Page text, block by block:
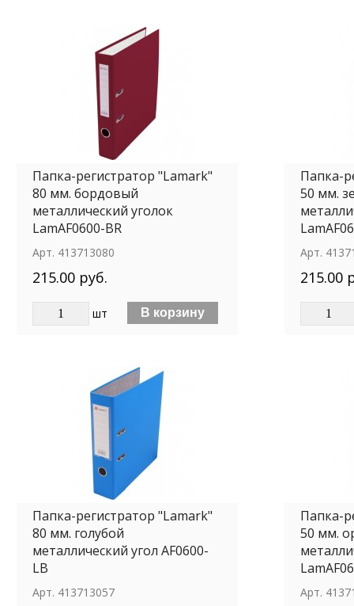
Папка-регистратор "Lamark"
80 мм. бордовый
металлический уголок
LamAF0600-BR
Арт. 413713080
215.00 руб.
шт
Папка-
50 мм.
Арт.
215.00
Папка-регистратор "Lamark"
80 мм. голубой
металлический угол AF0600-
LВ
Арт. 413713057
Папка-
50 мм.
Арт.